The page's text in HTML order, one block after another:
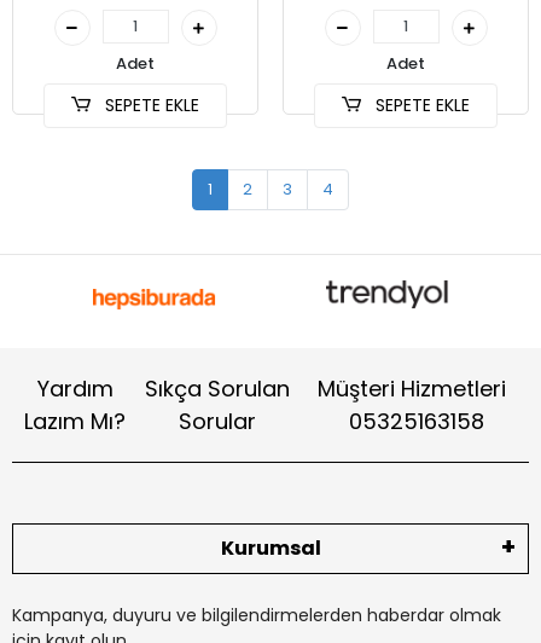
Adet
SEPETE EKLE
Adet
SEPETE EKLE
1 2 3 4
Yardım
Lazım Mı?
Sıkça Sorulan
Sorular
Müşteri Hizmetleri
05325163158
Kurumsal
Kampanya, duyuru ve bilgilendirmelerden haberdar olmak